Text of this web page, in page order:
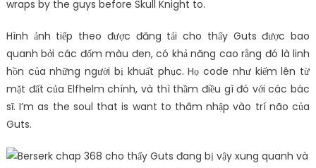
wraps by the guys before Skull Knight to.
Hình ảnh tiếp theo được đăng tải cho thấy Guts được bao
quanh bởi các đốm màu đen, có khả năng cao rằng đó là linh
hồn của những người bị khuất phục. Họ code như kiếm lên từ
mặt đất của Elfhelm chính, và thì thầm điều gì đó với các bác
sĩ. I’m as the soul that is want to thâm nhập vào trí não của
Guts.